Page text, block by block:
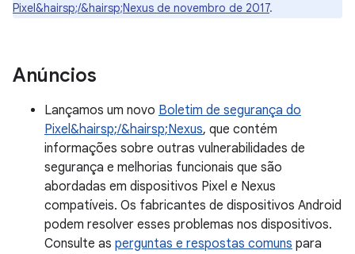
Pixel&hairsp;/&hairsp;Nexus de novembro de 2017.
Anúncios
Lançamos um novo Boletim de segurança do
Pixel&hairsp;/&hairsp;Nexus, que contém
informações sobre outras vulnerabilidades de
segurança e melhorias funcionais que são
abordadas em dispositivos Pixel e Nexus
compatíveis. Os fabricantes de dispositivos Android
podem resolver esses problemas nos dispositivos.
Consulte as perguntas e respostas comuns para